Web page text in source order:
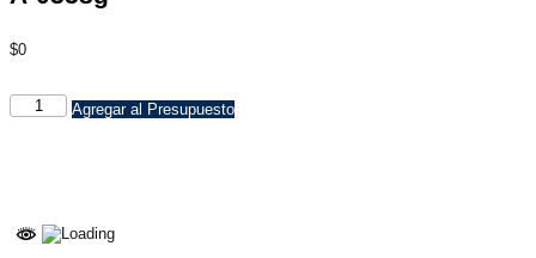
$0
Agregar al Presupuesto